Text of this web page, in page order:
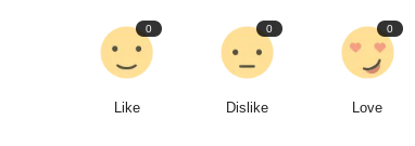
0
Like
0
Dislike
0
Love